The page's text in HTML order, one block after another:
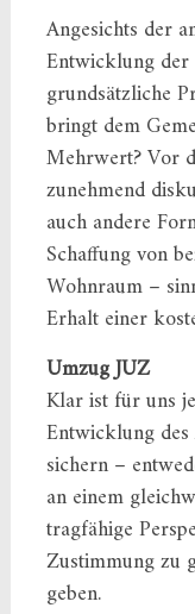
Angesichts der
Entwicklung der
grundsätzliche
bringt dem
Mehrwert? Vor
zunehmend
auch andere
Schaffung von
Wohnraum –
Erhalt einer
Umzug JUZ
Klar ist für uns
Entwicklung des
sichern –
an einem
tragfähige
Zustimmung zu
geben.